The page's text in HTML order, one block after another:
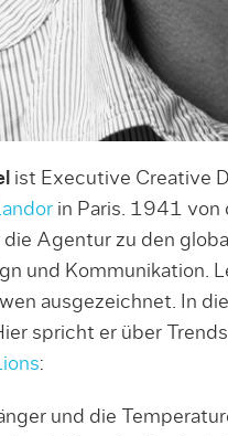
ist Executive Creative
in Paris. 1941 von
Agentur zu den
und Kommunikation.
ausgezeichnet. In
spricht er über
:
und die